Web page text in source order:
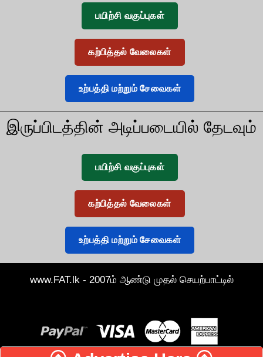
பயிற்சி வகுப்புகள்
கற்பித்தல் வேலைகள்
உற்பத்தி மற்றும் சேவைகள்
இருப்பிடத்தின் அடிப்படையில் தேடவும்
பயிற்சி வகுப்புகள்
கற்பித்தல் வேலைகள்
உற்பத்தி மற்றும் சேவைகள்
www.FAT.lk - 2007ம் ஆண்டு முதல் செயற்பாட்டில்